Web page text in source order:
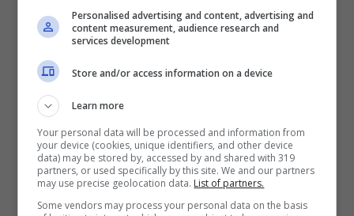
afferma:‘non è che per forza deve stare
con qualcuna eh?! Mica sta a digiuno da
una vita!’.
E’ proprio adesso che Andrea fa una
caduta di stile spaventosa,iniziando a
chiedere a Gabriele di puntare su Mariana,
ma le sue poche parole non sono proprio
Personalised advertising and content, advertising and
content measurement, audience research and
services development
Store and/or access information on a device
Learn more
Your personal data will be processed and information from
your device (cookies, unique identifiers, and other device
data) may be stored by, accessed by and shared with 319
partners, or used specifically by this site. We and our partners
may use precise geolocation data. List of partners.
Some vendors may process your personal data on the basis